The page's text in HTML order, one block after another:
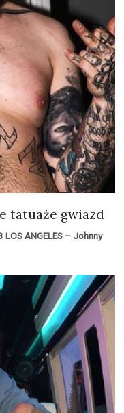
tatuaże gwiazd
ANGELES – Johnny